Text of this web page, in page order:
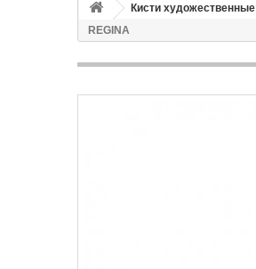
Кисти художественные
REGINA